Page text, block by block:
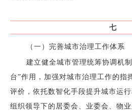
七
（一）完善城市治理工作体系
建立健全城市管理统筹协调机
台”作用，加强对城市治理工作的指
评价，依托数智化手段提升城市运
组织领导下的居委会、业委会、物